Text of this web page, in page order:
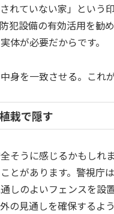
れていない家」という
犯設備の有効活用を勧
体が必要だからです。
身を一致させる。これが
栽で隠す
そうに感じるかもしれ
とがあります。警視庁
しのよいフェンスを設
の見通しを確保するよ